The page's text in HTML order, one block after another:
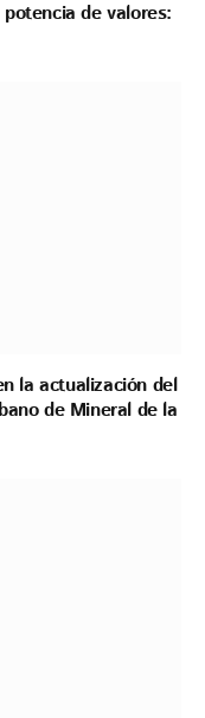
de valores:
la actualización del
de Mineral de la